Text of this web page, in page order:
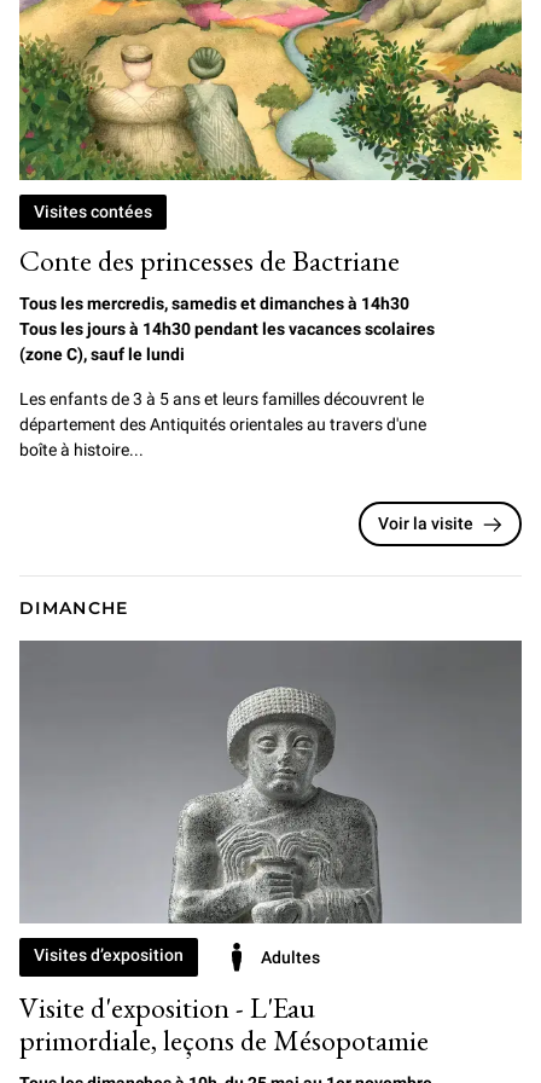
Conte des princesses de Bactriane
Visites contées
Tous les mercredis, samedis et dimanches à 14h30
Tous les jours à 14h30 pendant les vacances scolaires
(zone C), sauf le lundi
Les enfants de 3 à 5 ans et leurs familles découvrent le
département des Antiquités orientales au travers d'une
boîte à histoire...
Voir la visite
DIMANCHE
Visite d'exposition - L'Eau
primordiale, leçons de Mésopotamie
Visites d’exposition Adultes